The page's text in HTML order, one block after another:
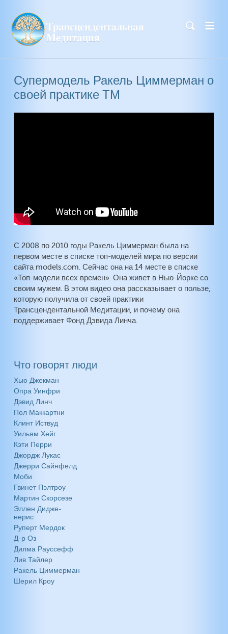
Супермодель Ракель Циммерман о
своей практике ТМ
С 2008 по 2010 годы Ракель Циммерман была на
первом месте в списке топ-моделей мира по версии
сайта models.com. Сейчас она на 14 месте в списке
«Топ-модели всех времен». Она живет в Нью-Йорке со
своим мужем. В этом видео она рассказывает о пользе,
которую получила от своей практики
Трансцендентальной Медитации, и почему она
поддерживает Фонд Дэвида Линча.
Что говорят люди
Хью Джекман
Опра Уинфри
Дэвид Линч
Пол Маккартни
Клинт Иствуд
Уильям Хейг
Кэти Перри
Джордж Лукас
Джерри Сайнфелд
Моби
Гвинет Пэлтроу
Мартин Скорсезе
Эллен Дидже-
нерис
Руперт Мердок
Д-р Оз
Дилма Рауссефф
Лив Тайлер
Ракель Циммерман
Шерил Кроу